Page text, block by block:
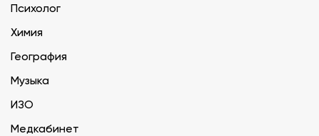
Психолог
Химия
География
Музыка
ИЗО
Медкабинет